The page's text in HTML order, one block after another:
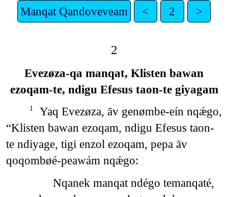
Manqat Qandoveveam < 2 >
2
Evezøza-qa manqat, Klisten bawan
ezoqam-te, ndigu Efesus taon-te giyagam
1
Yaq Evezøza, āv genømbe-eín nqǽgo,
“Klisten bawan ezoqam, ndigu Efesus taon-
te ndiyage, tigi enzol ezoqam, pepa āv
qoqombøé-peawám nqǽgo:
Nqanek manqat ndégo temanqaté,